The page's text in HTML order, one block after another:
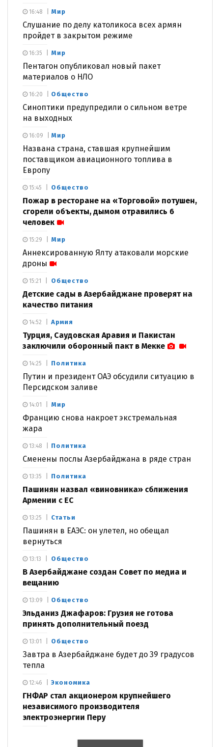
Мир
Слушание по делу католикоса всех армян
пройдет в закрытом режиме
16:48
Мир
Пентагон опубликовал новый пакет
материалов о НЛО
16:35
Общество
Синоптики предупредили о сильном ветре
на выходных
16:20
Мир
Названа страна, ставшая крупнейшим
поставщиком авиационного топлива в
Европу
16:09
Общество
Пожар в ресторане на «Торговой» потушен,
сгорели объекты, дымом отравились 6
человек
15:45
Мир
Аннексированную Ялту атаковали морские
дроны
15:29
Общество
Детские сады в Азербайджане проверят на
качество питания
15:21
Армия
Турция, Саудовская Аравия и Пакистан
заключили оборонный пакт в Мекке
14:52
Политика
Путин и президент ОАЭ обсудили ситуацию в
Персидском заливе
14:25
Мир
Францию снова накроет экстремальная
жара
14:01
Политика
Сменены послы Азербайджана в ряде стран
13:48
Политика
Пашинян назвал «виновника» сближения
Армении с ЕС
13:35
Статьи
Пашинян в ЕАЭС: он улетел, но обещал
вернуться
13:25
Общество
В Азербайджане создан Совет по медиа и
вещанию
13:13
Общество
Эльданиз Джафаров: Грузия не готова
принять дополнительный поезд
13:09
Общество
Завтра в Азербайджане будет до 39 градусов
тепла
13:01
Экономика
ГНФАР стал акционером крупнейшего
независимого производителя
электроэнергии Перу
12:46